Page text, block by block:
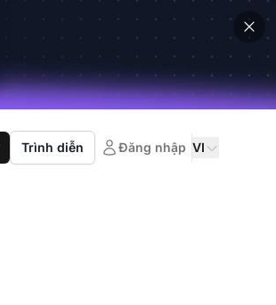
Trình diễn Đăng nhập VI